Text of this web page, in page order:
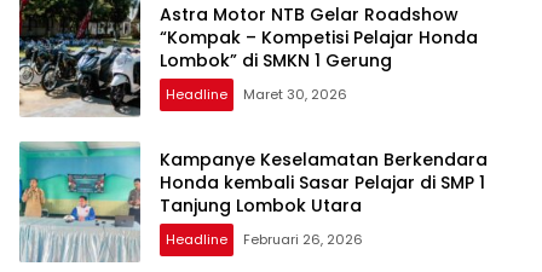
Astra Motor NTB Gelar Roadshow
“Kompak – Kompetisi Pelajar Honda
Lombok” di SMKN 1 Gerung
Headline Maret 30, 2026
Kampanye Keselamatan Berkendara
Honda kembali Sasar Pelajar di SMP 1
Tanjung Lombok Utara
Headline Februari 26, 2026